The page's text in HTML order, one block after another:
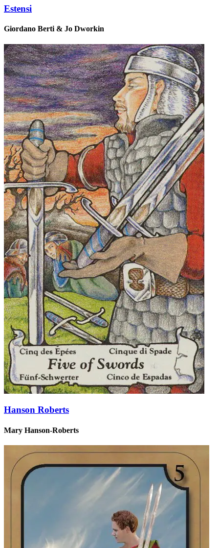
Estensi
Giordano Berti & Jo Dworkin
Hanson Roberts
Mary Hanson-Roberts